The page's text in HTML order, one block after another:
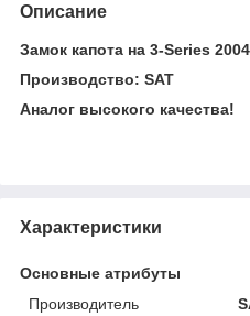
Описание
Замок капота на 3-Series
Производство: SAT
Аналог высокого качества!
Характеристики
Основные атрибуты
Производитель